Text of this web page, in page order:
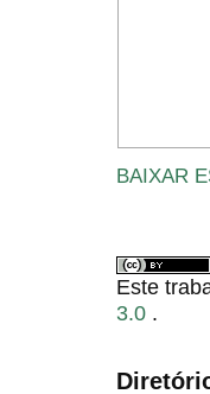
BAIXAR
Este
3.0 .